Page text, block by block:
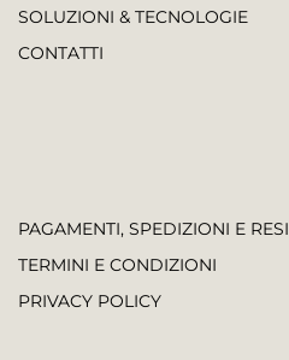
SOLUZIONI & TECNOLOGIE
CONTATTI
PAGAMENTI, SPEDIZIONI E RESI
TERMINI E CONDIZIONI
PRIVACY POLICY